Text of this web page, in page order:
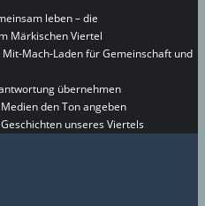
leben – die
Märkischen Viertel
Mit-Mach-Laden für Gemeinschaft und
übernehmen
den Ton angeben
unseres Viertels